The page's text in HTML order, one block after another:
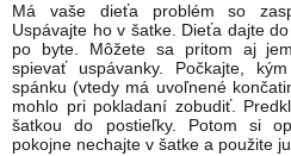
Má vaše dieťa problém so
Uspávajte ho v šatke. Dieťa dajte
po byte. Môžete sa pritom aj
spievať uspávanky. Počkajte,
spánku (vtedy má uvoľnené
mohlo pri pokladaní zobudiť.
šatkou do postieľky. Potom si
pokojne nechajte v šatke a použite